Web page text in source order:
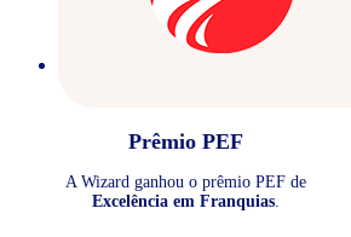
Prêmio PEF
A Wizard ganhou o prêmio PEF de
Excelência em Franquias.